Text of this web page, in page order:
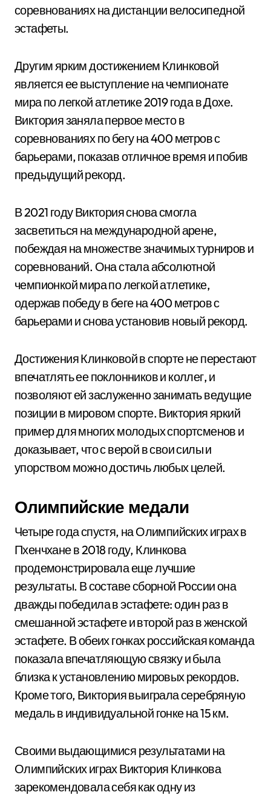
соревнованиях на дистанции велосипедной
эстафеты.
Другим ярким достижением Клинковой
является ее выступление на чемпионате
мира по легкой атлетике 2019 года в Дохе.
Виктория заняла первое место в
соревнованиях по бегу на 400 метров с
барьерами, показав отличное время и побив
предыдущий рекорд.
В 2021 году Виктория снова смогла
засветиться на международной арене,
побеждая на множестве значимых турниров и
соревнований. Она стала абсолютной
чемпионкой мира по легкой атлетике,
одержав победу в беге на 400 метров с
барьерами и снова установив новый рекорд.
Достижения Клинковой в спорте не перестают
впечатлять ее поклонников и коллег, и
позволяют ей заслуженно занимать ведущие
позиции в мировом спорте. Виктория яркий
пример для многих молодых спортсменов и
доказывает, что с верой в свои силы и
упорством можно достичь любых целей.
Олимпийские медали
Четыре года спустя, на Олимпийских играх в
Пхенчхане в 2018 году, Клинкова
продемонстрировала еще лучшие
результаты. В составе сборной России она
дважды победила в эстафете: один раз в
смешанной эстафете и второй раз в женской
эстафете. В обеих гонках российская команда
показала впечатляющую связку и была
близка к установлению мировых рекордов.
Кроме того, Виктория выиграла серебряную
медаль в индивидуальной гонке на 15 км.
Своими выдающимися результатами на
Олимпийских играх Виктория Клинкова
зарекомендовала себя как одну из